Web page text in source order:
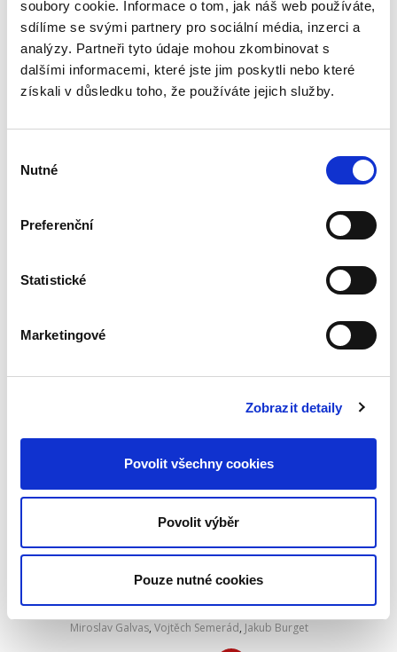
soubory cookie. Informace o tom, jak náš web používáte,
sdílíme se svými partnery pro sociální média, inzerci a
analýzy. Partneři tyto údaje mohou zkombinovat s
dalšími informacemi, které jste jim poskytli nebo které
získali v důsledku toho, že používáte jejich služby.
souhlasu
Nutné
Preferenční
Statistické
Marketingové
Zobrazit detaily
Povolit všechny cookies
Povolit výběr
Pouze nutné cookies
zabývá možnostmi využití smlouvy o díle v
oblasti poskytování zdravotní...
Právo kybernetické
světle nové právní
Cílem publikace je přiblížit obsah právní úpravy
Zákon o vojácích z
Miroslav Galvas, Vojtěch Semerád, Jakub Burget